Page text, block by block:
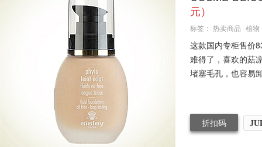
元）
标签： 热卖商品 植物
这款国内专柜售价
难得了，喜欢的菇
堵塞毛孔，也容易
折扣码